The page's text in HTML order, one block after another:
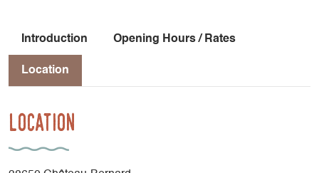
Introduction Opening Hours / Rates
Location
Location